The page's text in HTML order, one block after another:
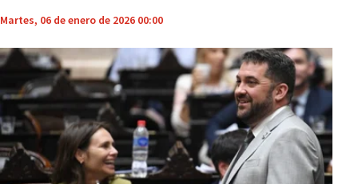
Martes, 06 de enero de 2026 00:00